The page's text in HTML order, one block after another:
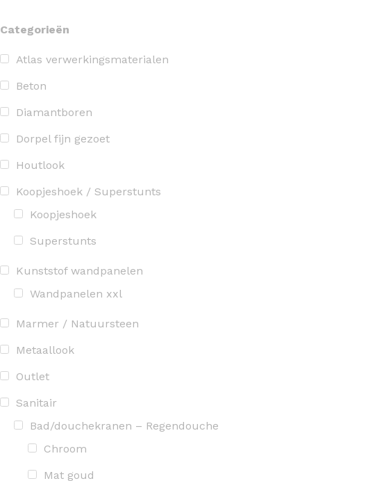
Categorieën
Atlas verwerkingsmaterialen
Beton
Diamantboren
Dorpel fijn gezoet
Houtlook
Koopjeshoek / Superstunts
Koopjeshoek
Superstunts
Kunststof wandpanelen
Wandpanelen xxl
Marmer / Natuursteen
Metaallook
Outlet
Sanitair
Bad/douchekranen – Regendouche
Chroom
Mat goud